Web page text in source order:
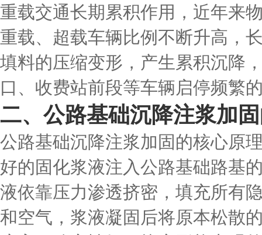
重载交通长期累积作用，近年来
重载、超载车辆比例不断升高，
填料的压缩变形，产生累积沉降
口、收费站前段等车辆启停频繁
二、公路基础沉降注浆加
公路基础沉降注浆加固的核心原
好的固化浆液注入公路基础路基
液依靠压力渗透挤密，填充所有
和空气，浆液凝固后将原本松散